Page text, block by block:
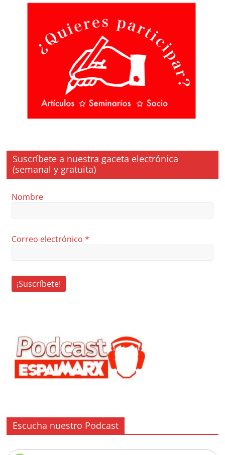
Suscríbete a nuestra gaceta electrónica
(semanal y gratuita)
Nombre
Correo electrónico*
Escucha nuestro Podcast